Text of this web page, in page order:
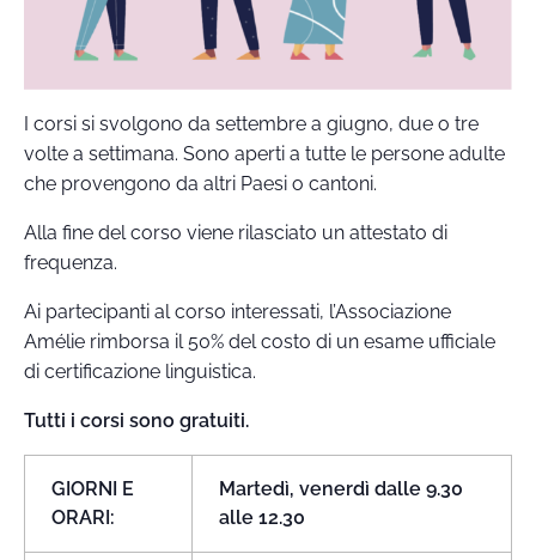
I corsi si svolgono da settembre a giugno, due o tre
volte a settimana. Sono aperti a tutte le persone adulte
che provengono da altri Paesi o cantoni.
Alla fine del corso viene rilasciato un attestato di
frequenza.
Ai partecipanti al corso interessati, l’Associazione
Amélie rimborsa il 50% del costo di un esame ufficiale
di certificazione linguistica.
Tutti i corsi sono gratuiti.
GIORNI E
ORARI:
Martedì, venerdì dalle 9.30
alle 12.30